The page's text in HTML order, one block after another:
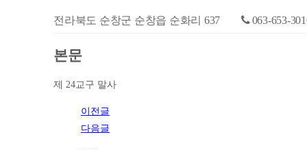
전라북도 순창군 순창읍 순화리 637 063-653-
본문
제 24교구 말사
이전글
다음글